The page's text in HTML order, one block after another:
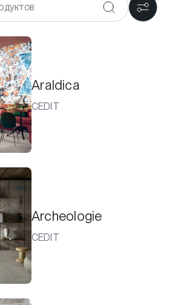
Araldica
CEDIT
Archeologie
CEDIT